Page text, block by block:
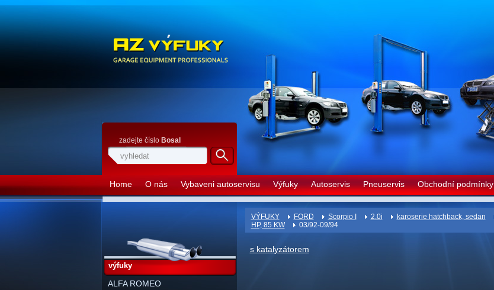
Home O nás Vybaveni autoservisu Výfuky Autoservis Pneuservis Obchodní podmínky
zadejte číslo Bosal
VÝFUKY FORD Scorpio I 2.0i karoserie hatchback, sedan
HP, 85 KW
03/92-09/94
s katalyzátorem
výfuky
ALFA ROMEO